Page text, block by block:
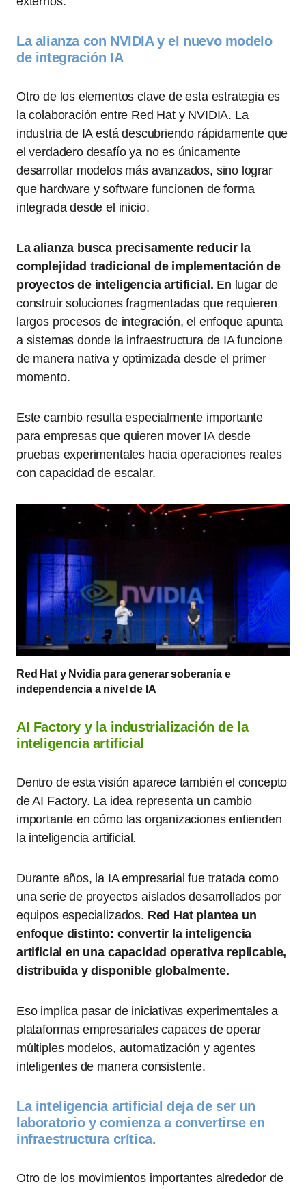
La alianza con NVIDIA y el nuevo modelo
de integración IA
Otro de los elementos clave de esta estrategia es
la colaboración entre Red Hat y NVIDIA. La
industria de IA está descubriendo rápidamente que
el verdadero desafío ya no es únicamente
desarrollar modelos más avanzados, sino lograr
que hardware y software funcionen de forma
integrada desde el inicio.
La alianza busca precisamente reducir la
complejidad tradicional de implementación de
proyectos de inteligencia artificial. En lugar de
construir soluciones fragmentadas que requieren
largos procesos de integración, el enfoque apunta
a sistemas donde la infraestructura de IA funcione
de manera nativa y optimizada desde el primer
momento.
Este cambio resulta especialmente importante
para empresas que quieren mover IA desde
pruebas experimentales hacia operaciones reales
con capacidad de escalar.
Red Hat y Nvidia para generar soberanía e
independencia a nivel de IA
AI Factory y la industrialización de la
inteligencia artificial
Dentro de esta visión aparece también el concepto
de AI Factory. La idea representa un cambio
importante en cómo las organizaciones entienden
la inteligencia artificial.
Durante años, la IA empresarial fue tratada como
una serie de proyectos aislados desarrollados por
equipos especializados. Red Hat plantea un
enfoque distinto: convertir la inteligencia
artificial en una capacidad operativa replicable,
distribuida y disponible globalmente.
Eso implica pasar de iniciativas experimentales a
plataformas empresariales capaces de operar
múltiples modelos, automatización y agentes
inteligentes de manera consistente.
La inteligencia artificial deja de ser un
laboratorio y comienza a convertirse en
infraestructura crítica.
Otro de los movimientos importantes alrededor de